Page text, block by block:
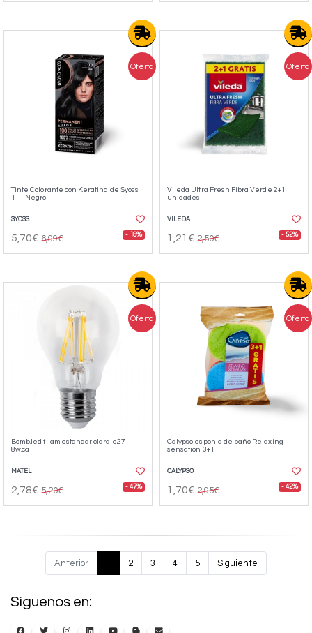
Oferta
Tinte Colorante con Keratina de Syoss
1_1 Negro
SYOSS
5,70€ 6,99€ - 18%
Oferta
Vileda Ultra Fresh Fibra Verde 2+1
unidades
VILEDA
1,21€ 2,50€ - 52%
Oferta
Bomb.led filam.estandar clara e27
8w.ca
MATEL
2,78€ 5,20€ - 47%
Oferta
Calypso esponja de baño Relaxing
sensation 3+1
CALYPSO
1,70€ 2,95€ - 42%
Anterior 1 2 3 4 5 Siguiente
Síguenos en: